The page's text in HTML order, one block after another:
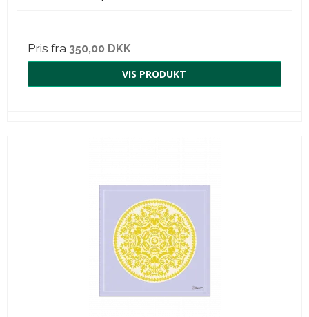
Pris fra 350,00 DKK
VIS PRODUKT